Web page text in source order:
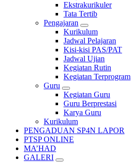
Ekstrakurikuler
Tata Tertib
Pengajaran
Kurikulum
Jadwal Pelajaran
Kisi-kisi PAS/PAT
Jadwal Ujian
Kegiatan Rutin
Kegiatan Terprogram
Guru
Kegiatan Guru
Guru Berprestasi
Karya Guru
Kurikulum
PENGADUAN SP4N LAPOR
PTSP ONLINE
MA’HAD
GALERI